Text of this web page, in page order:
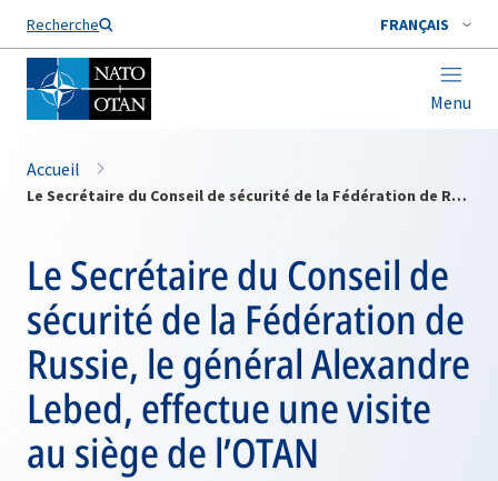
Recherche FRANÇAIS
Menu
Nom de famille*
Accueil
Le Secrétaire du Conseil de sécurité de la Fédération de Russie, le général Alexandre Lebed, effectue une visite au siège de l’OTAN
Le Secrétaire du Conseil de
sécurité de la Fédération de
Russie, le général Alexandre
Lebed, effectue une visite
au siège de l’OTAN